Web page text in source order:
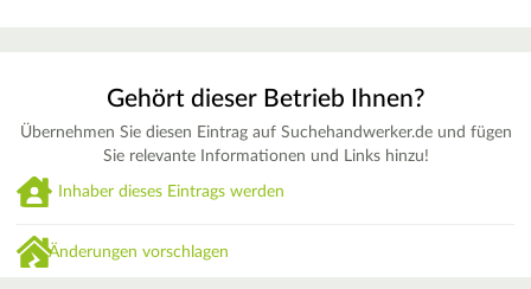
Gehört dieser Betrieb Ihnen?
Übernehmen Sie diesen Eintrag auf Suchehandwerker.de und fügen
Sie relevante Informationen und Links hinzu!
Inhaber dieses Eintrags werden
Änderungen vorschlagen